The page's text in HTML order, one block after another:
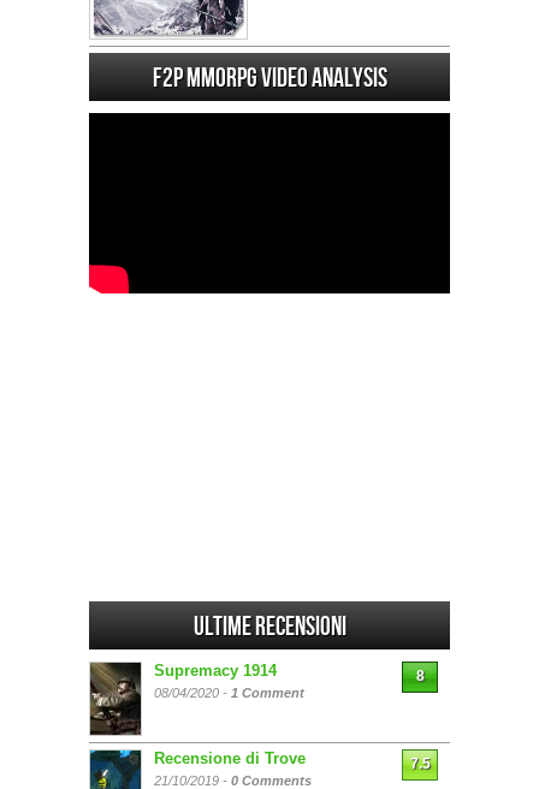
F2P MMORPG Video analysis
Ultime Recensioni
Supremacy 1914
08/04/2020 - 1 Comment
8
Recensione di Trove
21/10/2019 - 0 Comments
7.5